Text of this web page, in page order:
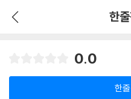
한
0.0
한